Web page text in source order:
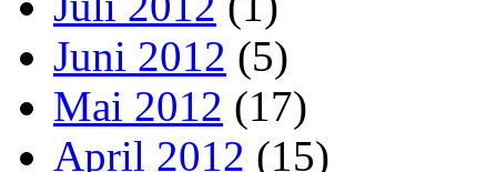
Juni 2012 (5)
Mai 2012 (17)
April 2012 (15)